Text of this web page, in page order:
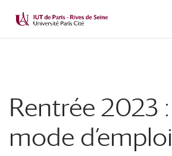
Rentrée 2023 :
mode d’emploi